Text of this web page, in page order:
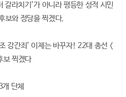
갈라치기’가 아니라 평등한 성적 시민
보와 정당을 찍겠다.
강간죄’ 이제는 바꾸자! 22대 총선 <
보 찍겠다
단체